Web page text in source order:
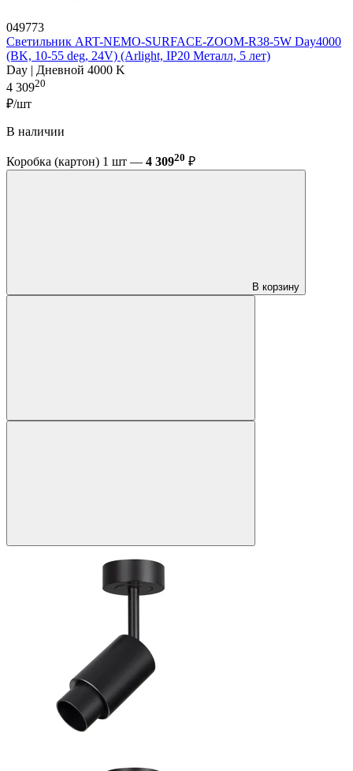
049773
Светильник ART-NEMO-SURFACE-ZOOM-R38-5W Day4000
(BK, 10-55 deg, 24V) (Arlight, IP20 Металл, 5 лет)
Day | Дневной 4000 K
4 30920
₽/шт
В наличии
Коробка (картон) 1 шт — 4 30920 ₽
В корзину